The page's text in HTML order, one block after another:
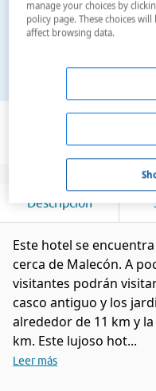
Descripción
Este hotel se
cerca de Malecón. A
visitantes podrán
casco antiguo y los
alrededor de 11 km y
km. Este lujoso hot...
Leer más
manage your choices by
policy page. These choices
affect browsing data.